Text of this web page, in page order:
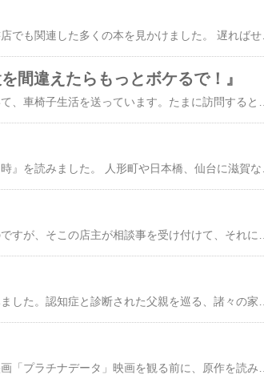
アドラー心理学が、昨年ブームになり、書店でも関連した多くの本を見かけました。 遅ればせながら、その中の『嫌われる勇気』という本をようやく読み終えました。 心理学の中では、フロイトという学者が居て、フロイトは原因を探っていくのに対し、アドラーは目的を重視するようです。 本の中で印象に残った箇所は
間違えたらもっとボケるで！』